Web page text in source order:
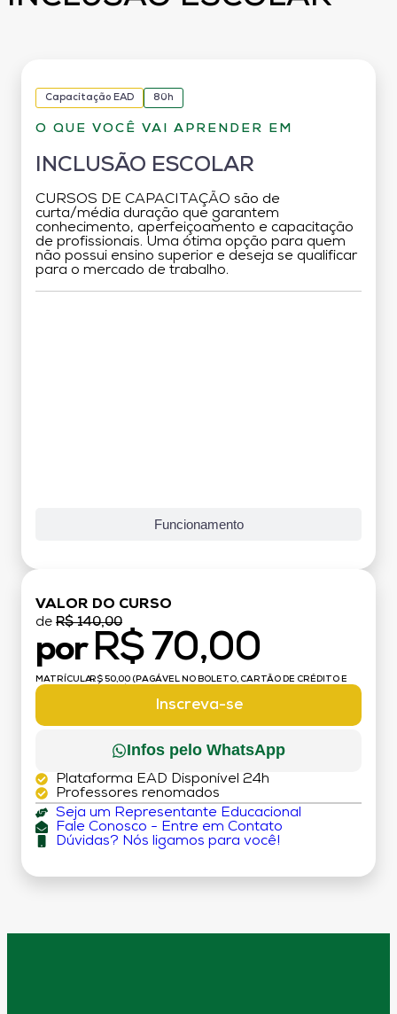
Capacitação EAD 80h
O QUE VOCÊ VAI APRENDER EM
INCLUSÃO ESCOLAR
CURSOS DE CAPACITAÇÃO são de
curta/média duração que garantem
conhecimento, aperfeiçoamento e capacitação
de profissionais. Uma ótima opção para quem
não possui ensino superior e deseja se qualificar
para o mercado de trabalho.
Funcionamento
VALOR DO CURSO
de R$ 140,00
por R$ 70,00
MATRÍCULA:R$ 50,00 (PAGÁVEL NO BOLETO, CARTÃO DE CRÉDITO E
Inscreva-se
Infos pelo WhatsApp
Plataforma EAD Disponível 24h
Professores renomados
Seja um Representante Educacional
Fale Conosco - Entre em Contato
Dúvidas? Nós ligamos para você!